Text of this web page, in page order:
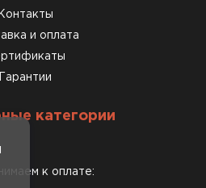
Контакты
и оплата
Гарантии
категории
к оплате: